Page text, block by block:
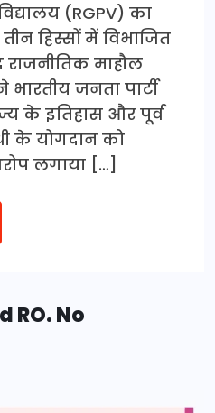
(RGPV) का
हिस्सों में विभाजित
माहौल
भारतीय जनता पार्टी
के इतिहास और पूर्व
के योगदान को
लगाया […]
RO. No